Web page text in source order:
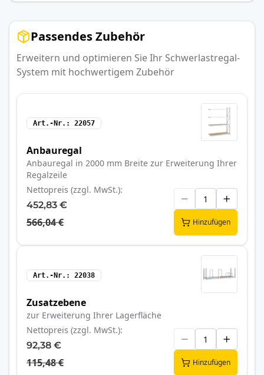
Passendes Zubehör
Erweitern und optimieren Sie Ihr Schwerlastregal-
System mit hochwertigem Zubehör
Art.-Nr. 22057
Anbauregal
Anbauregal in 2000 mm Breite zur Erweiterung Ihrer
Regalzeile
Nettopreis (zzgl. MwSt.)
452,83 €
566,04 € Hinzufügen
Art.-Nr. 22038
Zusatzebene
zur Erweiterung Ihrer Lagerfläche
Nettopreis (zzgl. MwSt.)
92,38 €
115,48 € Hinzufügen